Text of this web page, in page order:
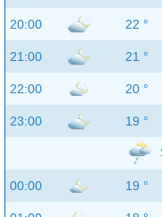
20:00 22 °
21:00 21 °
22:00 20 °
23:00 19 °
00:00 19 °